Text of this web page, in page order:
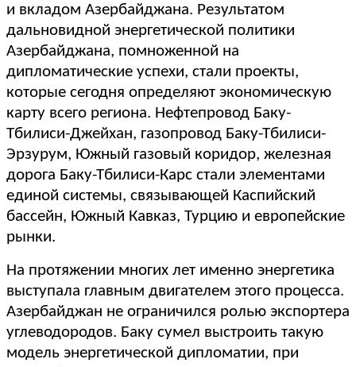
и вкладом Азербайджана. Результатом
дальновидной энергетической политики
Азербайджана, помноженной на
дипломатические успехи, стали проекты,
которые сегодня определяют экономическую
карту всего региона. Нефтепровод Баку-
Тбилиси-Джейхан, газопровод Баку-Тбилиси-
Эрзурум, Южный газовый коридор, железная
дорога Баку-Тбилиси-Карс стали элементами
единой системы, связывающей Каспийский
бассейн, Южный Кавказ, Турцию и европейские
рынки.
На протяжении многих лет именно энергетика
выступала главным двигателем этого процесса.
Азербайджан не ограничился ролью экспортера
углеводородов. Баку сумел выстроить такую
модель энергетической дипломатии, при